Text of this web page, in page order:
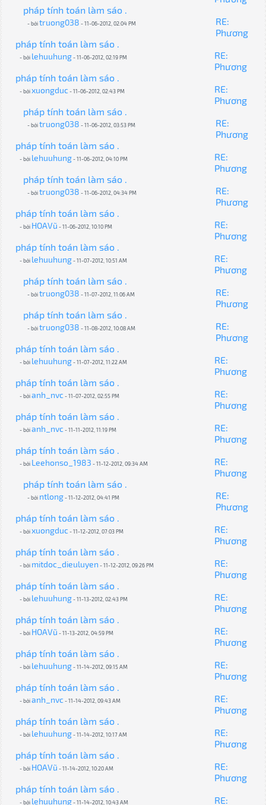
pháp tính toán làm sáo .
- bởitruong038 - 11-06-2012, 02:04 PM
RE:
Phương
pháp tính toán làm sáo .
- bởi lehuuhung- 11-06-2012, 02:19 PM
RE:
Phương
pháp tính toán làm sáo .
- bởixuongduc- 11-06-2012, 02:43 PM
RE:
Phương
pháp tính toán làm sáo .
- bởitruong038 - 11-06-2012, 03:53 PM
RE:
Phương
pháp tính toán làm sáo .
- bởi lehuuhung- 11-06-2012, 04:10 PM
RE:
Phương
pháp tính toán làm sáo .
- bởitruong038 - 11-06-2012, 04:34 PM
RE:
Phương
pháp tính toán làm sáo .
- bởi HOAVũ - 11-06-2012, 10:10 PM
RE:
Phương
pháp tính toán làm sáo .
- bởi lehuuhung- 11-07-2012, 10:51 AM
RE:
Phương
pháp tính toán làm sáo .
- bởitruong038 - 11-07-2012, 11:06 AM
RE:
Phương
pháp tính toán làm sáo .
- bởitruong038 - 11-08-2012, 10:08 AM
RE:
Phương
pháp tính toán làm sáo .
- bởi lehuuhung- 11-07-2012, 11:22 AM
RE:
Phương
pháp tính toán làm sáo .
- bởianh_nvc- 11-07-2012, 02:55 PM
RE:
Phương
pháp tính toán làm sáo .
- bởianh_nvc- 11-11-2012, 11:19 PM
RE:
Phương
pháp tính toán làm sáo .
- bởi Leehonso_1983 - 11-12-2012, 09:34 AM
RE:
Phương
pháp tính toán làm sáo .
- bởi ntlong- 11-12-2012, 04:41 PM
RE:
Phương
pháp tính toán làm sáo .
- bởixuongduc- 11-12-2012, 07:03 PM
RE:
Phương
pháp tính toán làm sáo .
- bởi mitdoc_dieuluyen - 11-12-2012, 09:26 PM
RE:
Phương
pháp tính toán làm sáo .
- bởi lehuuhung- 11-13-2012, 02:43 PM
RE:
Phương
pháp tính toán làm sáo .
- bởi HOAVũ - 11-13-2012, 04:59 PM
RE:
Phương
pháp tính toán làm sáo .
- bởi lehuuhung- 11-14-2012, 09:15 AM
RE:
Phương
pháp tính toán làm sáo .
- bởianh_nvc- 11-14-2012, 09:43 AM
RE:
Phương
pháp tính toán làm sáo .
- bởi lehuuhung- 11-14-2012, 10:17 AM
RE:
Phương
pháp tính toán làm sáo .
- bởi HOAVũ - 11-14-2012, 10:20 AM
RE:
Phương
pháp tính toán làm sáo .
- bởi lehuuhung- 11-14-2012, 10:43 AM
RE: